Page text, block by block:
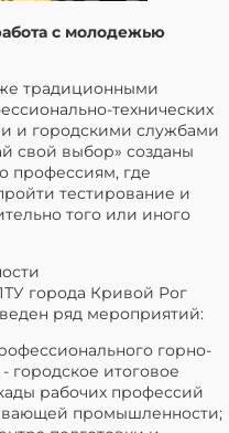
с молодежью
традиционными
технических
и городскими службами
свой выбор» созданы
профессиям, где
тестирование и
того или иного
города Кривой Рог
ряд мероприятий:
горно-
городское итоговое
рабочих профессий
промышленности;